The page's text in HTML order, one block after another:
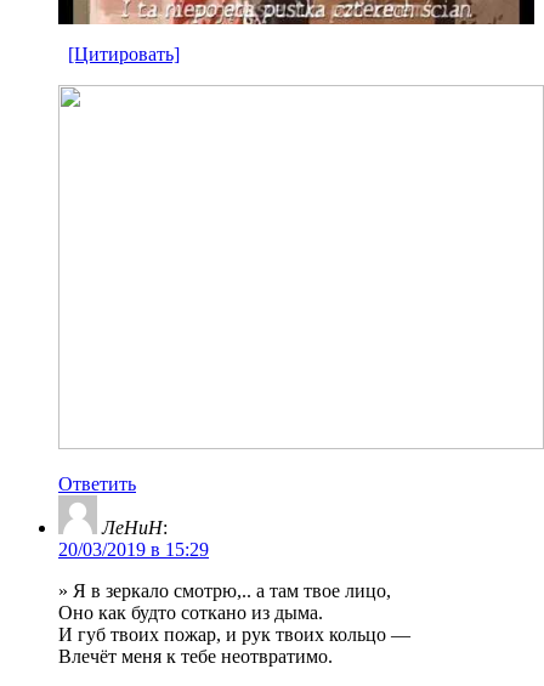
[Цитировать]
Ответить
ЛеНиН:
20/03/2019 в 15:29
» Я в зеркало смотрю,.. а там твое лицо,
Оно как будто соткано из дыма.
И губ твоих пожар, и рук твоих кольцо —
Влечёт меня к тебе неотвратимо.